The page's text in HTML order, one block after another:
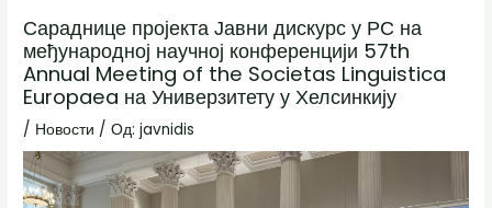
Сараднице пројекта Јавни дискурс у РС на
међународној научној конференцији 57th
Annual Meeting of the Societas Linguistica
Europaea на Универзитету у Хелсинкију
/ Новости / Од: javnidis